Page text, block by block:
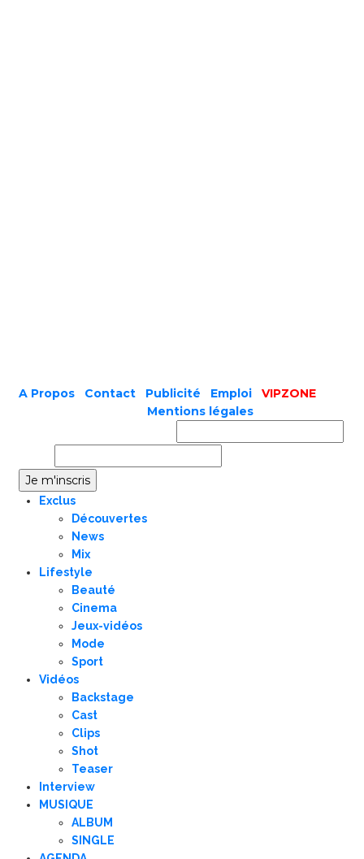
A Propos Contact Publicité Emploi
VIPZONE
Mentions légales
Exclus
Découvertes
News
Mix
Lifestyle
Beauté
Cinema
Jeux-vidéos
Mode
Sport
Vidéos
Backstage
Cast
Clips
Shot
Teaser
Interview
MUSIQUE
ALBUM
SINGLE